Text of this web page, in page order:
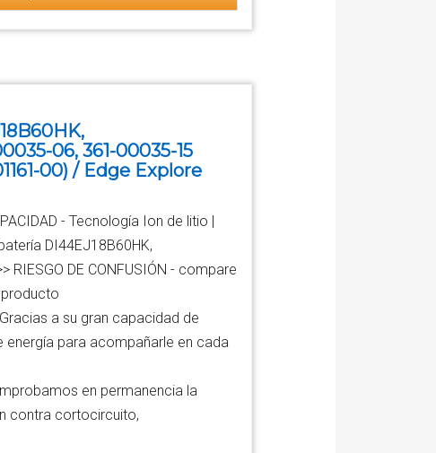
06, 361-00035-15
00) / Edge Explore
- Tecnología Ion de litio |
DI44EJ18B60HK,
RIESGO DE CONFUSIÓN - compare
Gracias a su gran capacidad de
energía para acompañarle en cada
en permanencia la
contra cortocircuito,